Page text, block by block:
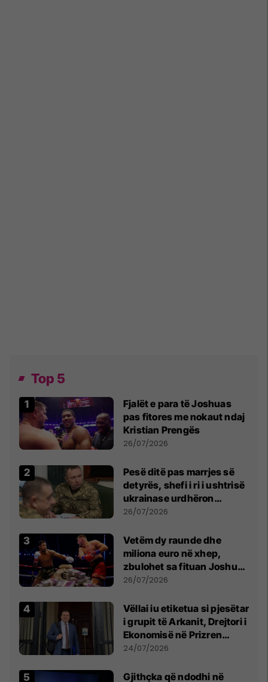
Top 5
Fjalët e para të Joshuas
pas fitores me nokaut ndaj
Kristian Prengës
26/07/2026
Pesë ditë pas marrjes së
detyrës, shefi i ri i ushtrisë
ukrainase urdhëron
kontroll të madh
26/07/2026
Vetëm dy raunde dhe
miliona euro në xhep,
zbulohet sa fituan Joshua
e Prenga
26/07/2026
Vëllai iu etiketua si pjesëtar
i grupit të Arkanit, Drejtori i
Ekonomisë në Prizren
mohon pretendimet
24/07/2026
Gjithçka që ndodhi në